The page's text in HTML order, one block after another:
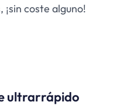
coste alguno!
ultrarrápido